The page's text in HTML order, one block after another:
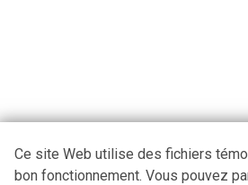
Ce site Web utilise des fichiers
bon fonctionnement. Vous pouvez